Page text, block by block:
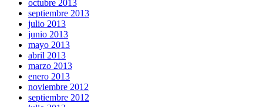
octubre 2013
septiembre 2013
julio 2013
junio 2013
mayo 2013
abril 2013
marzo 2013
enero 2013
noviembre 2012
septiembre 2012